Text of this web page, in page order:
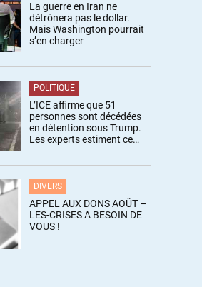
La guerre en Iran ne
détrônera pas le dollar.
Mais Washington pourrait
s’en charger
POLITIQUE
L’ICE affirme que 51
personnes sont décédées
en détention sous Trump.
Les experts estiment ce
DIVERS
APPEL AUX DONS AOÛT –
LES-CRISES A BESOIN DE
VOUS !